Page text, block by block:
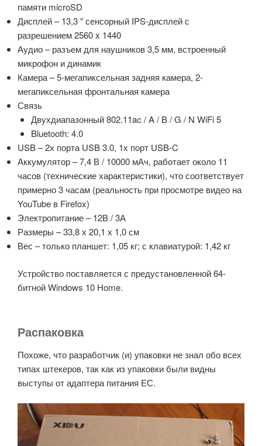
памяти microSD
Дисплей – 13,3 ″ сенсорный IPS-дисплей с
разрешением 2560 x 1440
Аудио – разъем для наушников 3,5 мм, встроенный
микрофон и динамик
Камера – 5-мегапиксельная задняя камера, 2-
мегапиксельная фронтальная камера
Связь
Двухдиапазонный 802.11ac / A / B / G / N WiFi 5
Bluetooth: 4.0
USB – 2х порта USB 3.0, 1х порт USB-C
Аккумулятор – 7,4 В / 10000 мАч, работает около 11
часов (технические характеристики), что соответствует
примерно 3 часам (реальность при просмотре видео на
YouTube в Firefox)
Электропитание – 12В / 3А
Размеры – 33,8 х 20,1 х 1,0 см
Вес – только планшет: 1,05 кг; с клавиатурой: 1,42 кг
Устройство поставляется с предустановленной 64-
битной Windows 10 Home.
Распаковка
Похоже, что разработчик (и) упаковки не знал обо всех
типах штекеров, так как из упаковки были видны
выступы от адаптера питания ЕС.